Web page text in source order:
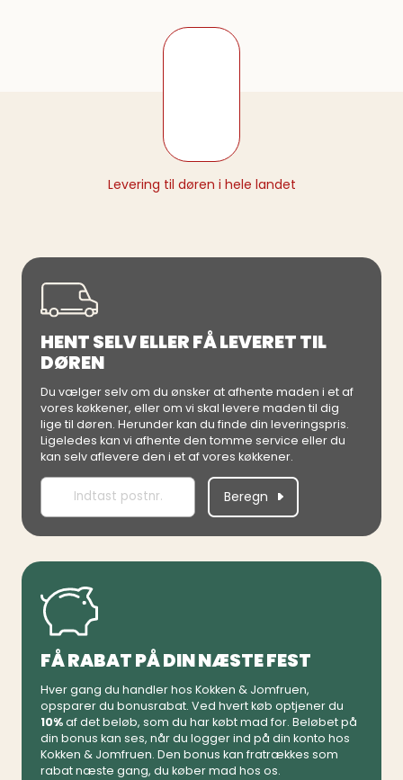
Levering til døren i hele landet
HENT SELV ELLER FÅ LEVERET TIL
DØREN
Du vælger selv om du ønsker at afhente maden i et af
vores køkkener, eller om vi skal levere maden til dig
lige til døren. Herunder kan du finde din leveringspris.
Ligeledes kan vi afhente den tomme service eller du
kan selv aflevere den i et af vores køkkener.
Beregn
FÅ RABAT PÅ DIN NÆSTE FEST
Hver gang du handler hos Kokken & Jomfruen,
opsparer du bonusrabat. Ved hvert køb optjener du
10%af det beløb, som du har købt mad for. Beløbet på
din bonus kan ses, når du logger ind på din konto hos
Kokken & Jomfruen. Den bonus kan fratrækkes som
rabat næste gang, du køber mad hos os.